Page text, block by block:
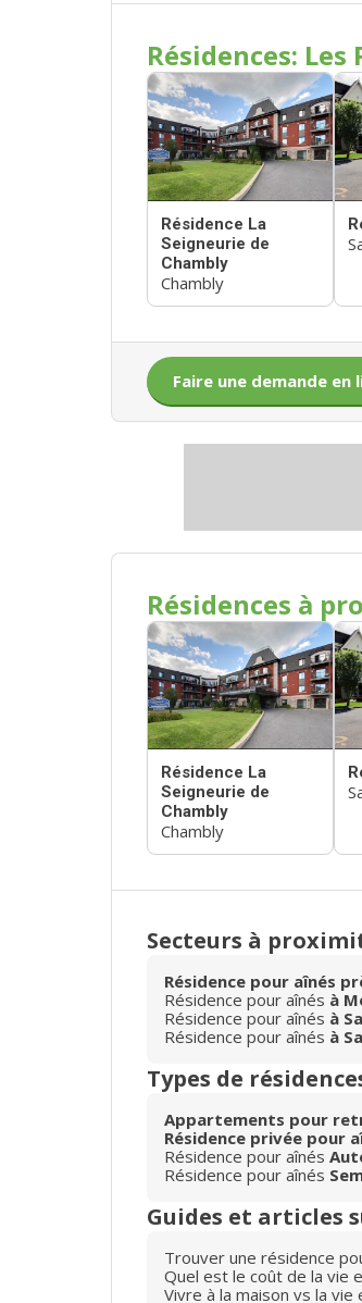
Résidences: Les
Résidence La
Seigneurie de
Chambly
Chambly
Faire une demande en
Résidences à
Résidence La
Seigneurie de
Chambly
Chambly
Secteurs à
Résidence pour aînés
Résidence pour aînés à
Résidence pour aînés à
Résidence pour aînés à
Types de
Appartements pour
Résidence privée pour
Résidence pour aînés
Résidence pour aînés
Guides et articles
Trouver une résidence
Quel est le coût de la vie
Vivre à la maison vs la